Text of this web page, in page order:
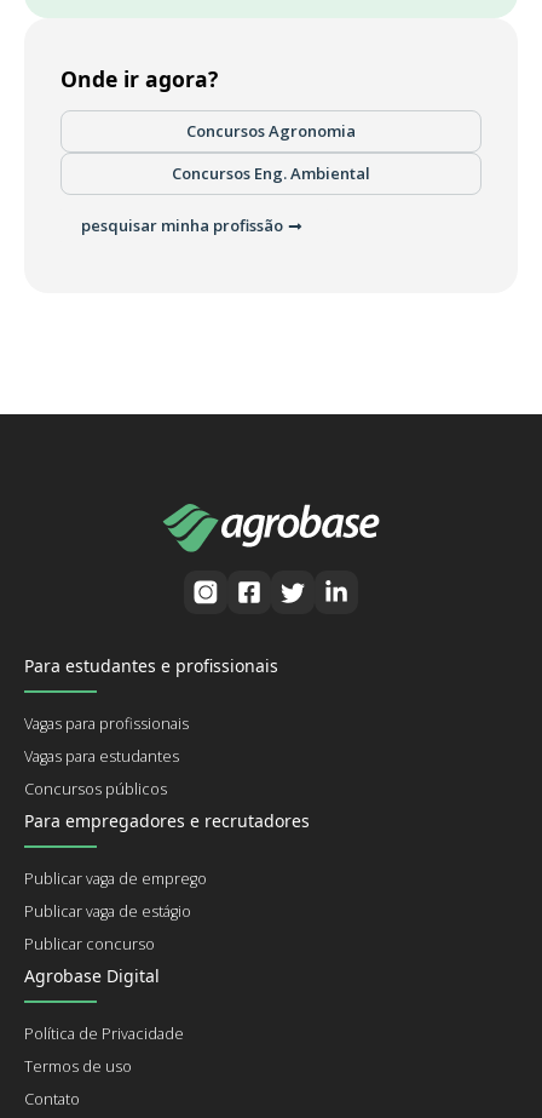
Onde ir agora?
Concursos Agronomia
Concursos Eng. Ambiental
pesquisar minha profissão
Para estudantes e profissionais
Vagas para profissionais
Vagas para estudantes
Concursos públicos
Para empregadores e recrutadores
Publicar vaga de emprego
Publicar vaga de estágio
Publicar concurso
Agrobase Digital
Política de Privacidade
Termos de uso
Contato